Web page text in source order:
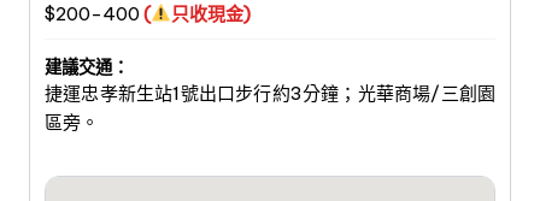
$200-400( 只收現金)
建議交通：
捷運忠孝新生站1號出口步行約3分鐘；光華商場/三創園
區旁。